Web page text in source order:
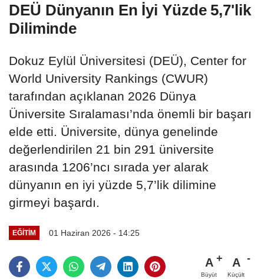
DEÜ Dünyanın En İyi Yüzde 5,7'lik
Diliminde
Dokuz Eylül Üniversitesi (DEÜ), Center for
World University Rankings (CWUR)
tarafından açıklanan 2026 Dünya
Üniversite Sıralaması’nda önemli bir başarı
elde etti. Üniversite, dünya genelinde
değerlendirilen 21 bin 291 üniversite
arasında 1206’ncı sırada yer alarak
dünyanın en iyi yüzde 5,7’lik dilimine
girmeyi başardı.
EĞİTİM 01 Haziran 2026 - 14:25
A
Büyüt
A
Küçült